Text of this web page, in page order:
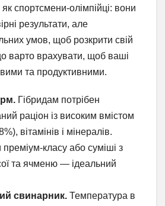
спортсмени-олімпійці: вони
результати, але
умов, щоб розкрити свій
варто врахувати, щоб ваші
та продуктивними.
Гібридам потрібен
раціон із високим вмістом
вітамінів і мінералів.
преміум-класу або суміші з
та ячменю — ідеальний
свинарник. Температура в